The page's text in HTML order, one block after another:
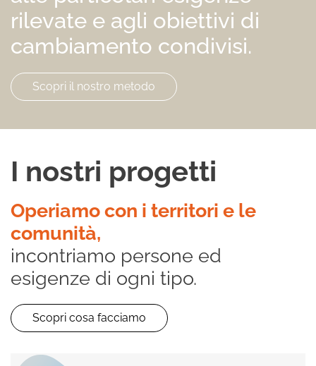
rilevate e agli obiettivi di
cambiamento condivisi.
Scopri il nostro metodo
I nostri progetti
Operiamo con i territori e le
comunità,
incontriamo persone ed
esigenze di ogni tipo.
Scopri cosa facciamo